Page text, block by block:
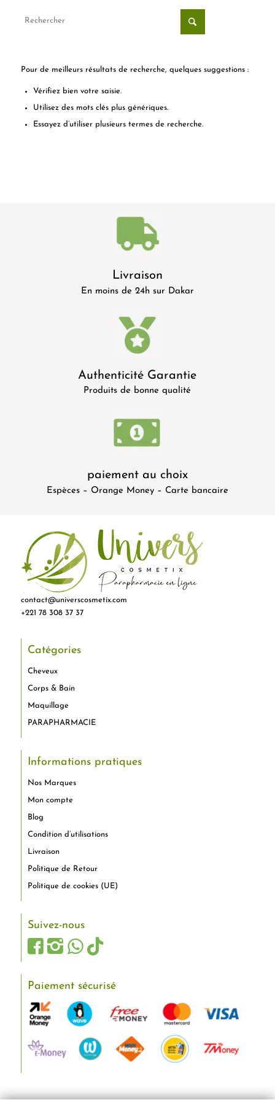
Pour de meilleurs résultats de recherche, quelques suggestions :
Vérifiez bien votre saisie.
Utilisez des mots clés plus génériques.
Essayez d’utiliser plusieurs termes de recherche.
Livraison
En moins de 24h sur Dakar
Authenticité Garantie
Produits de bonne qualité
paiement au choix
Espèces – Orange Money – Carte bancaire
contact@universcosmetix.com
+221 78 308 37 37
Catégories
Cheveux
Corps & Bain
Maquillage
PARAPHARMACIE
Informations pratiques
Nos Marques
Mon compte
Blog
Condition d’utilisations
Livraison
Politique de Retour
Politique de cookies (UE)
Suivez-nous
Paiement sécurisé